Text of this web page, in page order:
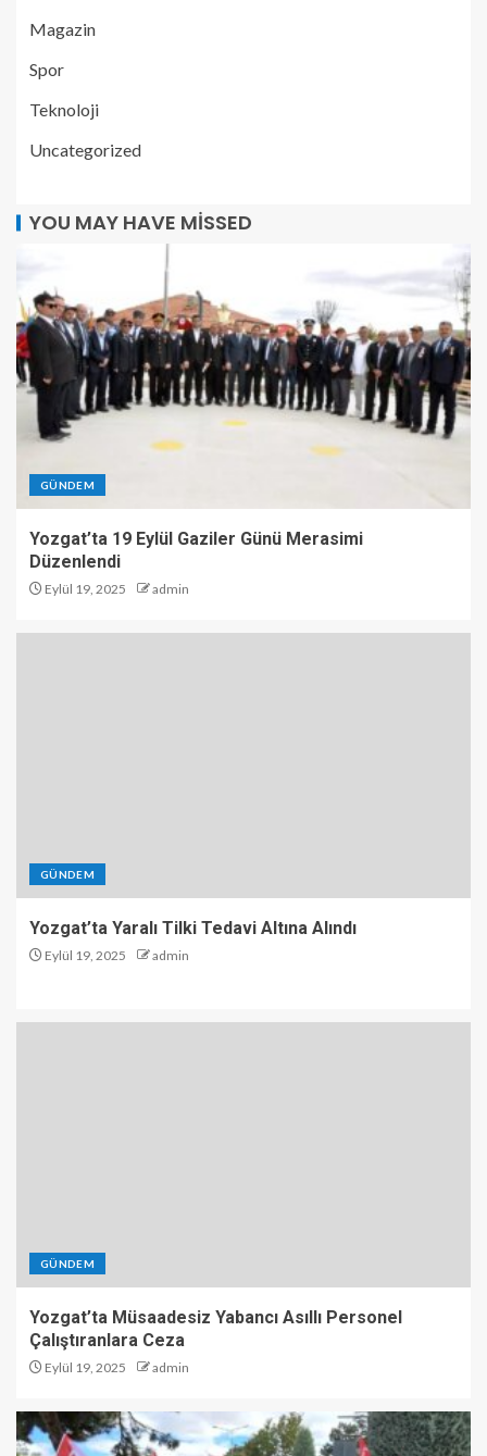
Magazin
Spor
Teknoloji
Uncategorized
YOU MAY HAVE MISSED
GÜNDEM
Yozgat’ta 19 Eylül Gaziler Günü Merasimi
Düzenlendi
Eylül 19, 2025 admin
GÜNDEM
Yozgat’ta Yaralı Tilki Tedavi Altına Alındı
Eylül 19, 2025 admin
GÜNDEM
Yozgat’ta Müsaadesiz Yabancı Asıllı Personel
Çalıştıranlara Ceza
Eylül 19, 2025 admin